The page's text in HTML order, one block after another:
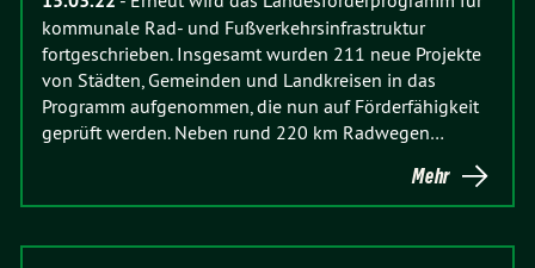
kommunale Rad- und Fußverkehrsinfrastruktur
fortgeschrieben. Insgesamt wurden 211 neue Projekte
von Städten, Gemeinden und Landkreisen in das
Programm aufgenommen, die nun auf Förderfähigkeit
geprüft werden. Neben rund 220 km Radwegen…
Mehr